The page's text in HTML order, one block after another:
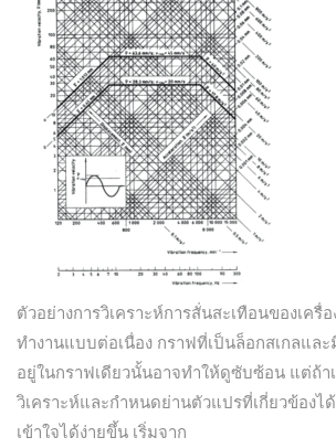
ตัวอย่างการวิเคราะห์การสั่นสะเทือนของเครื่
ทำงานแบบต่อเนื่อง กราฟที่เป็นล็อกสเกลแล
อยู่ในกราฟเดียวนั้นอาจทำให้ดูซับซ้อน แต่ถ้า
วิเคราะห์และกำหนดย่านตัวแปรที่เกี่ยวข้องไ
เข้าใจได้ง่ายขึ้น เริ่มจาก